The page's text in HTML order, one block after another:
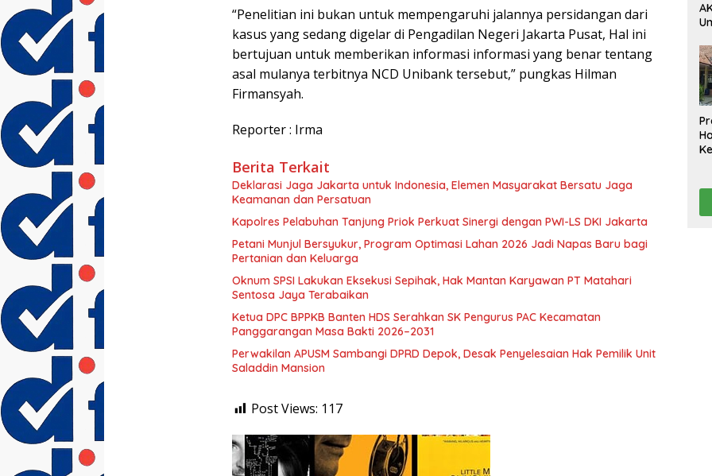
“Penelitian ini bukan untuk mempengaruhi jalannya persidangan dari
kasus yang sedang digelar di Pengadilan Negeri Jakarta Pusat, Hal ini
bertujuan untuk memberikan informasi informasi yang benar tentang
asal mulanya terbitnya NCD Unibank tersebut,” pungkas Hilman
Firmansyah.
Reporter : Irma
Berita Terkait
Deklarasi Jaga Jakarta untuk Indonesia, Elemen Masyarakat Bersatu Jaga
Keamanan dan Persatuan
Kapolres Pelabuhan Tanjung Priok Perkuat Sinergi dengan PWI-LS DKI Jakarta
Petani Munjul Bersyukur, Program Optimasi Lahan 2026 Jadi Napas Baru bagi
Pertanian dan Keluarga
Oknum SPSI Lakukan Eksekusi Sepihak, Hak Mantan Karyawan PT Matahari
Sentosa Jaya Terabaikan
Ketua DPC BPPKB Banten HDS Serahkan SK Pengurus PAC Kecamatan
Panggarangan Masa Bakti 2026–2031
Perwakilan APUSM Sambangi DPRD Depok, Desak Penyelesaian Hak Pemilik Unit
Saladdin Mansion
Post Views: 117